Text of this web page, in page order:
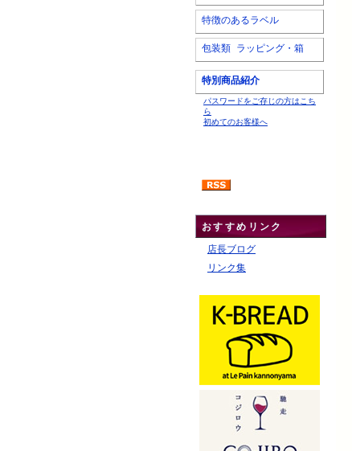
特徴のあるラベル
包装類 ラッピング・箱
特別商品紹介
パスワードをご存じの方はこち
ら
初めてのお客様へ
おすすめリンク
店長ブログ
リンク集